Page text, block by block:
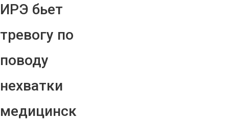
ИРЭ бьет
тревогу по
поводу
нехватки
медицинск